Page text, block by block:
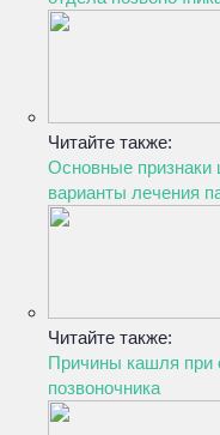
Читайте также:
Основные признаки
варианты лечения
Читайте также:
Причины кашля при
позвоночника